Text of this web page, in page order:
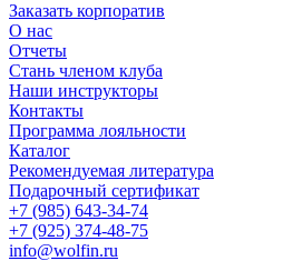
Заказать корпоратив
О нас
Отчеты
Стань членом клуба
Наши инструкторы
Контакты
Программа лояльности
Каталог
Рекомендуемая литература
Подарочный сертификат
+7 (985) 643-34-74
+7 (925) 374-48-75
info@wolfin.ru